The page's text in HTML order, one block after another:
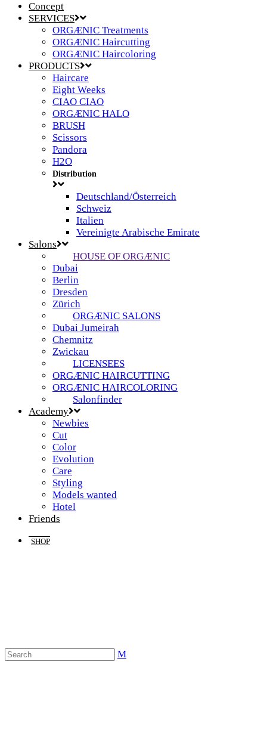
Concept
SERVICES
ORGÆNIC Treatments
ORGÆNIC Haircutting
ORGÆNIC Haircoloring
PRODUCTS
Haircare
Eight Weeks
CIAO CIAO
ORGÆNIC HALO
BRUSH
Scissors
Pandora
H2O
Distribution
Deutschland/Österreich
Schweiz
Italien
Vereinigte Arabische Emirate
Salons
HOUSE OF ORGÆNIC
Dubai
Berlin
Dresden
Zürich
ORGÆNIC SALONS
Dubai Jumeirah
Chemnitz
Zwickau
LICENSEES
ORGÆNIC HAIRCUTTING
ORGÆNIC HAIRCOLORING
Salonfinder
Academy
Newbies
Cut
Color
Evolution
Care
Styling
Models wanted
Hotel
Friends
SHOP